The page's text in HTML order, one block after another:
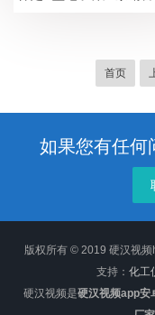
首页
如果您有任何问
版权所有 © 2019 硬汉视
支持： 化工
硬汉视频是硬汉视频app安